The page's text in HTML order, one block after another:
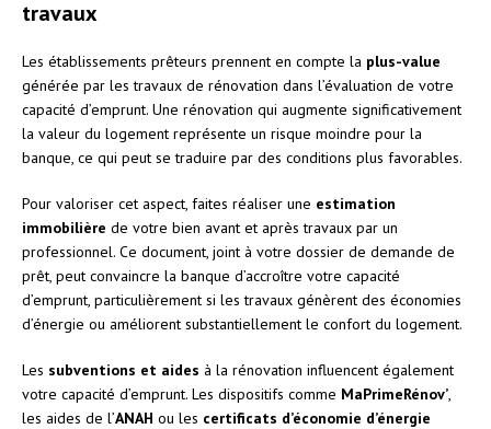
travaux
Les établissements prêteurs prennent en compte la plus-value
générée par les travaux de rénovation dans l’évaluation de votre
capacité d’emprunt. Une rénovation qui augmente significativement
la valeur du logement représente un risque moindre pour la
banque, ce qui peut se traduire par des conditions plus favorables.
Pour valoriser cet aspect, faites réaliser une estimation
immobilière de votre bien avant et après travaux par un
professionnel. Ce document, joint à votre dossier de demande de
prêt, peut convaincre la banque d’accroître votre capacité
d’emprunt, particulièrement si les travaux génèrent des économies
d’énergie ou améliorent substantiellement le confort du logement.
Les subventions et aides à la rénovation influencent également
votre capacité d’emprunt. Les dispositifs comme MaPrimeRénov’
les aides de l’ANAH ou les certificats d’économie d’énergie